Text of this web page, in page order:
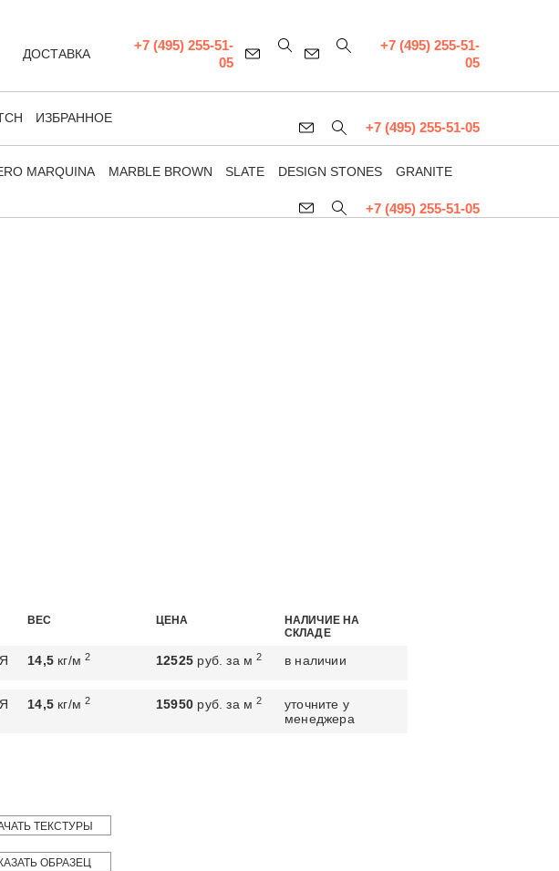
MARQUINA MARBLE BROWN SLATE DESIGN STONES GRANITE
+7 (495) 255-51-05
ИЗБРАННОЕ
+7 (495) 255-51-05
ДОСТАВКА
+7 (495) 255-51-
05
+7 (495) 255-51-
05
ВЕС
14,5кг/м2
ЦЕНА
12525 руб. за м2
НАЛИЧИЕ НА
СКЛАДЕ
в наличии
14,5кг/м2 15950 руб. за м2
уточните у
менеджера
ТЕКСТУРЫ
ОБРАЗЕЦ